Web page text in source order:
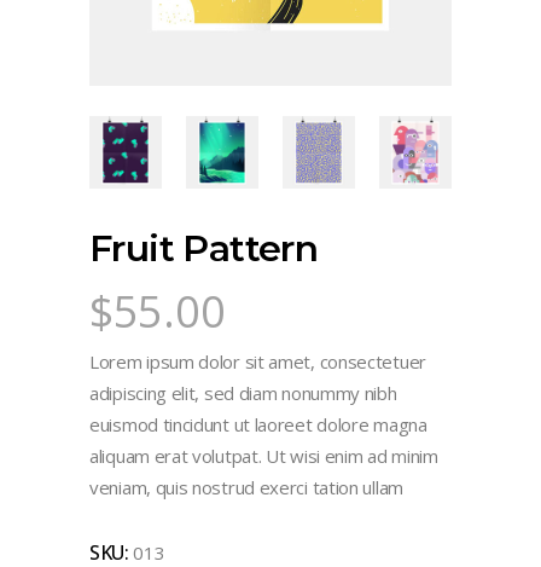
Fruit Pattern
$55.00
Lorem ipsum dolor sit amet, consectetuer
adipiscing elit, sed diam nonummy nibh
euismod tincidunt ut laoreet dolore magna
aliquam erat volutpat. Ut wisi enim ad minim
veniam, quis nostrud exerci tation ullam
SKU:013